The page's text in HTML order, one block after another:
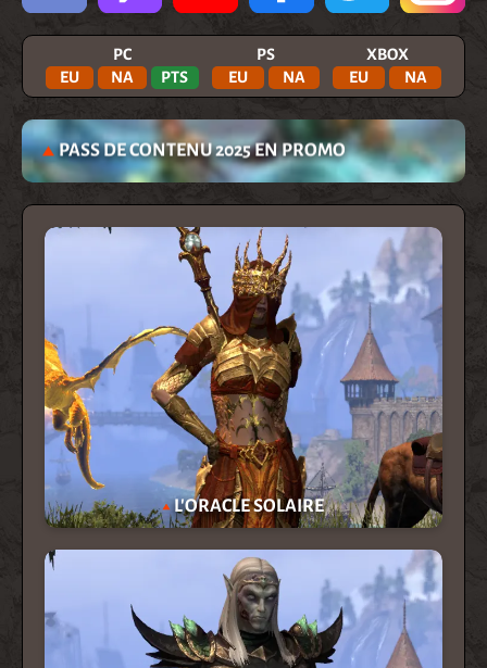
PC
EU
NA PTS
PS
EU
NA
XBOX
EU
NA
PASS DE CONTENU 2025 EN PROMO
L'ORACLE SOLAIRE